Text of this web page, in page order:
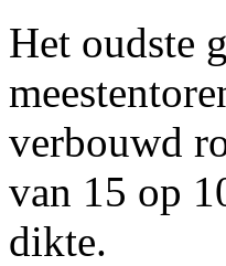
Het oudste
verbouwd
van 15 op
dikte.